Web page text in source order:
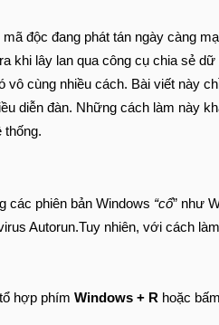
độc đang phát tán ngày càng
khi lây lan qua công cụ chia sẻ
vô cùng nhiều cách. Bài viết này
diễn đàn. Những cách làm này
thống.
các phiên bản Windows “cổ” như
Autorun.Tuy nhiên, với cách
hợp phím Windows + R hoặc